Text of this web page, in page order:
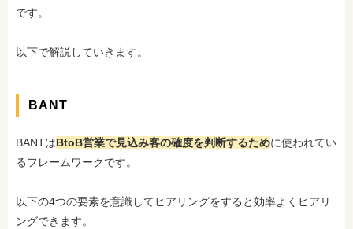
です。
以下で解説していきます。
BANT
BANTはBtoB営業で見込み客の確度を判断するために使われてい
るフレームワークです。
以下の4つの要素を意識してヒアリングをすると効率よくヒアリ
ングできます。